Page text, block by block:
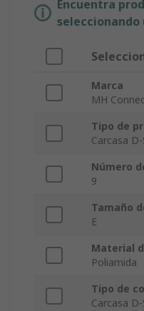
Encuentra
Marca
MH
Tipo de
Carcasa D-
Número
9
Tamaño
E
Material
Poliamida
Tipo de
Carcasa D-